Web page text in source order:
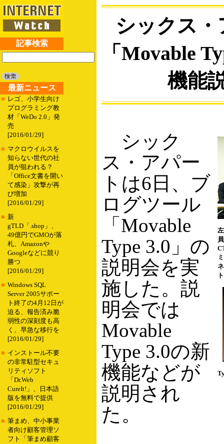
記事検索
最新ニュース
■ レゴ、小学生向け
プログラミング教
材「WeDo 2.0」発
売
[2016/01/29]
■ マクロウイルスを
知らない世代の社
員が狙われる？
「Office文書を開い
て感染」攻撃が再
び増加
[2016/01/29]
■ 新
gTLD「.shop」、
49億円でGMOが落
札、Amazonや
Googleなどに競り
勝つ
[2016/01/29]
■ Windows SQL
Server 2005サポー
ト終了の4月12日が
迫る、報告済み脆
弱性の深刻度も高
く、早急な移行を
[2016/01/29]
■ インストール不要
の非常駐型セキュ
リティソフト
「Dr.Web
CureIt!」、日本語
版を無料で提供
[2016/01/29]
■ 筆まめ、中小事業
者向け顧客管理ソ
フト「筆まめ顧客
シックス
「Movable
機能
シック
ス・アパー
トは6日、ブ
ログツール
「Movable
Type 3.0」の
説明会を実
施した。説
明会では
Movable
Type 3.0の新
機能などが
説明され
た。